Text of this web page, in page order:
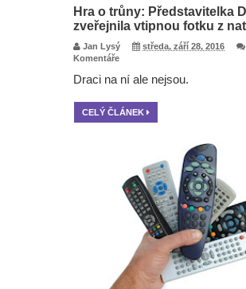
Hra o trůny: Představitelka
zveřejnila vtipnou fotku z
Jan Lysý
středa, září 28, 2016
Komentáře
Draci na ní ale nejsou.
CELÝ ČLÁNEK